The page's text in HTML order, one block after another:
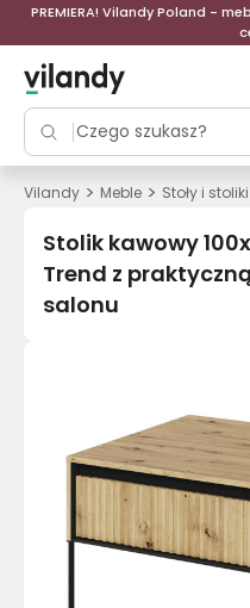
PREMIERA! Vilandy Poland -
Vilandy > Meble > Stoły i stoliki
Stolik kawowy
Trend z
salonu